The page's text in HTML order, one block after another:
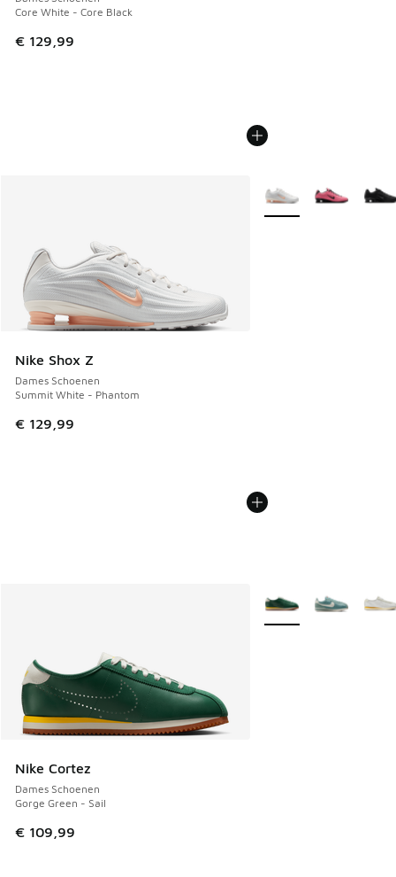
Core White - Core Black
€ 129,99
Nike Shox Z
Dames Schoenen
Summit White - Phantom
€ 129,99
Meer kleuren
Nike Cortez
Dames Schoenen
Gorge Green - Sail
€ 109,99
Meer kleuren